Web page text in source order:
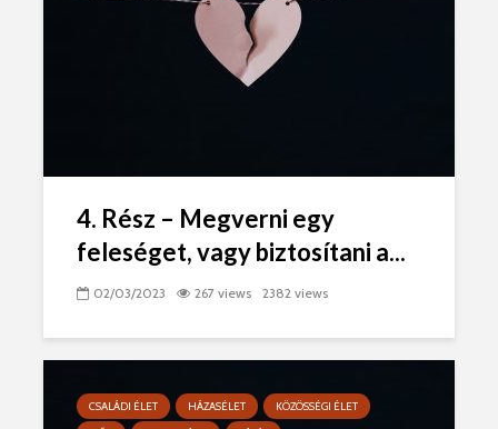
4. Rész – Megverni egy
feleséget, vagy biztosítani a...
02/03/2023 267 views 2382 views
CSALÁDI ÉLET HÁZASÉLET
KÖZÖSSÉGI ÉLET